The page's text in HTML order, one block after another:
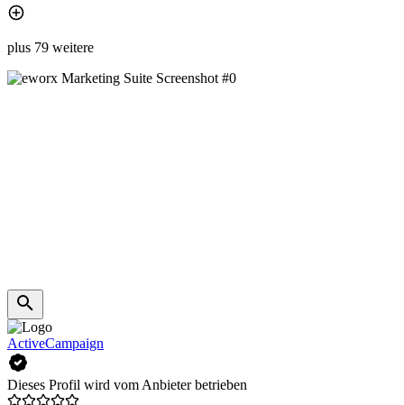
plus 79 weitere
ActiveCampaign
Dieses Profil wird vom Anbieter betrieben